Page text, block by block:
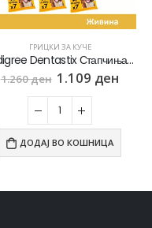
ГРИЦКИ ЗА КУЧЕ
Pedigree Грицки за Куче МИКС СЕТ од 14 Кесички
1.230ден 1.082 ден
ДОДАЈ ВО КОШНИЦА